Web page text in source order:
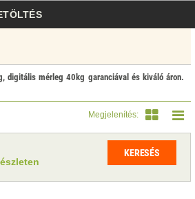
digitális mérleg 40kg garanciával és kiváló áron.
Megjelenítés: